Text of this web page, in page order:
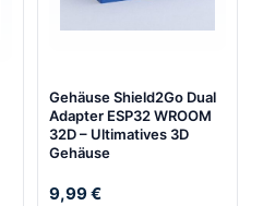
Gehäuse Shield2Go Dual
Adapter ESP32 WROOM
32D – Ultimatives 3D
Gehäuse
9,99€